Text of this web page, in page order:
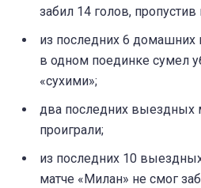
забил 14 голов,
из последних 6 домашних
в одном поединке сумел
«сухими»;
два последних выездных
проиграли;
из последних 10
матче «Милан» не смог